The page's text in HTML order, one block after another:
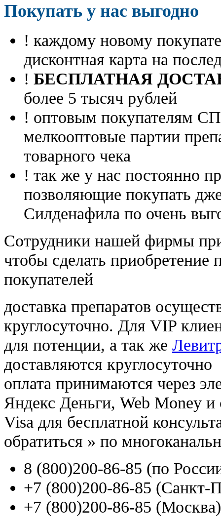
Покупать у нас выгодно
! каждому новому
дисконтная карта на
! БЕСПЛАТНАЯ
более 5 тысяч рублей
! оптовым покупателям
мелкооптовые партии
товарного чека
! так же у нас постоянно
позволяющие покупать
Силденафила по очень
Cотрудники нашей фирмы
чтобы сделать приобретение
покупателей
доставка препаратов
круглосуточно. Для VIP
для потенции, а так же
доставляются круглосуточно
оплата принимаются через
Яндекс Деньги, Web Money и
Visa для бесплатной
обратиться » по
8 (800)200-86-85 (по
+7 (800)200-86-85 (Санкт-
+7 (800)200-86-85 (Москва)